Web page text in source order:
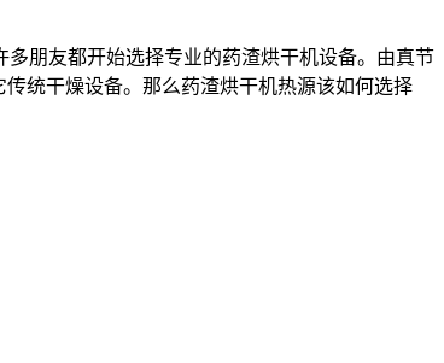
朋友都开始选择专业的药渣烘干机设备。由真节
统干燥设备。那么药渣烘干机热源该如何选择